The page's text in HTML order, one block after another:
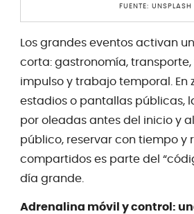
FUENTE: UNSPLASH
Los grandes eventos activan
corta: gastronomía, transporte,
impulso y trabajo temporal. En
estadios o pantallas públicas,
por oleadas antes del inicio y al
público, reservar con tiempo y
compartidos es parte del
día grande.
Adrenalina móvil y control: